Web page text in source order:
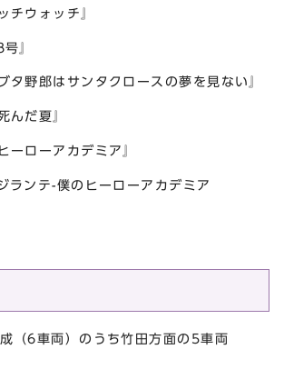
チウォッチ』
』
タ野郎はサンタクロースの夢を見ない』
んだ夏』
ーローアカデミア』
ンテ-僕のヒーローアカデミア
（6車両）のうち竹田方面の5車両